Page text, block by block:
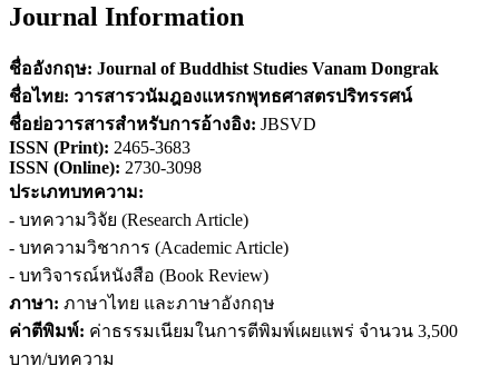
Journal Information
ชื่ออังกฤษ: Journal of Buddhist Studies Vanam Dongrak
ชื่อไทย: วารสารวนัมฎองแหรกพุทธศาสตรปริทรรศน์
ชื่อย่อวารสารสำหรับการอ้างอิง: JBSVD
ISSN (Print): 2465-3683
ISSN (Online): 2730-3098
ประเภทบทความ:
- บทความวิจัย (Research Article)
- บทความวิชาการ (Academic Article)
- บทวิจารณ์หนังสือ (Book Review)
ภาษา: ภาษาไทย และภาษาอังกฤษ
ค่าตีพิมพ์: ค่าธรรมเนียมในการตีพิมพ์เผยแพร่ จำนวน 3,500
บาท/บทความ